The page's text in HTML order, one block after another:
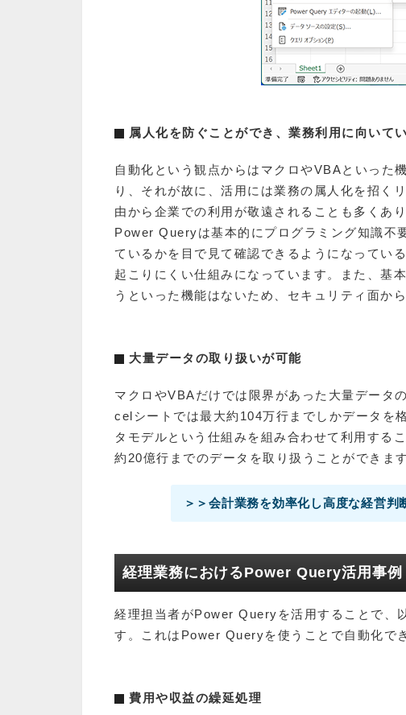
属人化を防ぐことができ、業務利用に向いて
自動化という観点からはマクロやVBAといった
り、それが故に、活用には業務の属人化を招く
由から企業での利用が敬遠されることも多くあり
Power Queryは基本的にプログラミング知識不
ているかを目で見て確認できるようになってい
起こりにくい仕組みになっています。また、基
うといった機能はないため、セキュリティ面か
大量データの取り扱いが可能
マクロやVBAだけでは限界があった大量データ
celシートでは最大約104万行までしかデータを
タモデルという仕組みを組み合わせて利用する
約20億行までのデータを取り扱うことができます
＞＞会計業務を効率化し高度な経営
経理業務におけるPower Query活用事例
経理担当者がPower Queryを活用することで、
す。これはPower Queryを使うことで自動化で
費用や収益の繰延処理